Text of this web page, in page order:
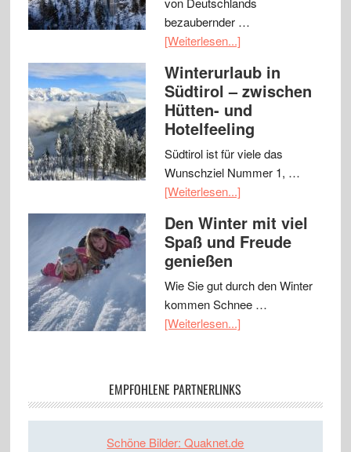
bezaubernder …
[Weiterlesen...]
Winterurlaub in
Südtirol – zwischen
Hütten- und
Hotelfeeling
Südtirol ist für viele das
Wunschziel Nummer 1, …
[Weiterlesen...]
Den Winter mit viel
Spaß und Freude
genießen
Wie Sie gut durch den Winter
kommen Schnee …
[Weiterlesen...]
EMPFOHLENE PARTNERLINKS
Schöne Bilder: Quaknet.de